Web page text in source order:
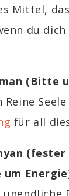
Mittel,
du
(Bitte
für all
(fester